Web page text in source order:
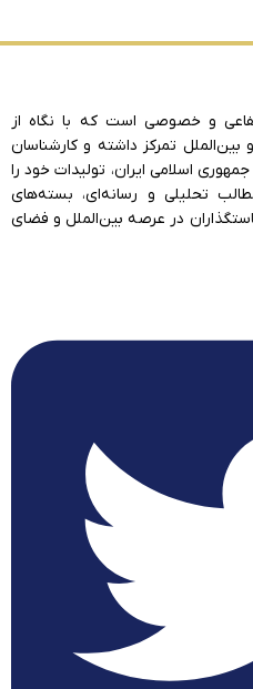
و خصوصی است که با نگاه از
تمرکز داشته و کارشناسان
اسلامی ایران، تولیدات خود را
تحلیلی و رسانه‌ای، بسته‌های
در عرصه بین‌الملل و فضای